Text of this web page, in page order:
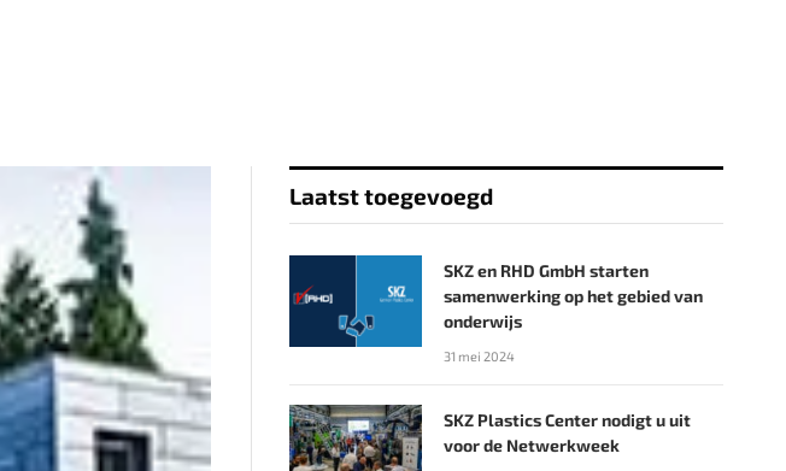
Laatst toegevoegd
SKZ en RHD GmbH starten
samenwerking op het gebied van
onderwijs
31 mei 2024
SKZ Plastics Center nodigt u uit
voor de Netwerkweek